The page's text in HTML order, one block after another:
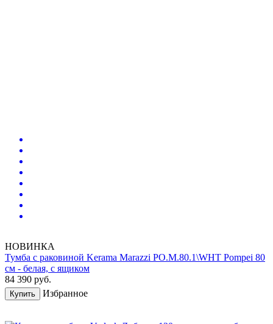
НОВИНКА
Тумба с раковиной Kerama Marazzi PO.M.80.1\WHT Pompei 80
см - белая, с ящиком
84 390 руб.
Купить Избранное